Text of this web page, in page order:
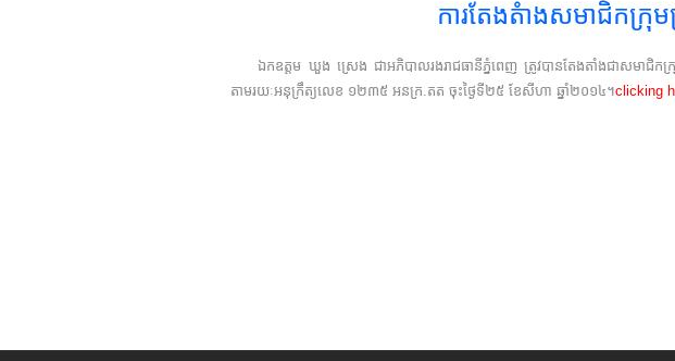
ការតែងតំាងសមាជិកក្រុម
ឯកឧត្តម ឃួង ​ស្រេង ​ជា​អភិបាល​រងរាជ​ធានីភ្នំពេញ​ ត្រូវបានតែងតាំងជាសមាជិកក្
តាមរយៈអនុក្រឹត្យលេខ ១២៣៥ អនក្រ.តត ចុះថ្ងៃទី២៥ ខែសីហា ឆ្នាំ២០១៤។clicking